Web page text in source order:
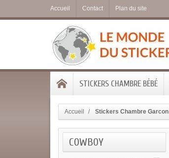
Accueil Contact Plan du site
STICKERS CHAMBRE BÉBÉ
Accueil Stickers Chambre Garcon
COWBOY